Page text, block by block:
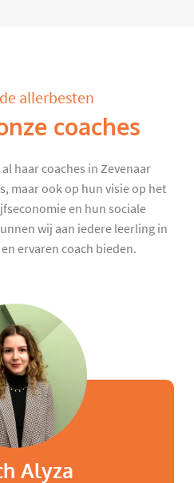
allerbesten
coaches
haar coaches in Zevenaar
maar ook op hun visie op het
en hun sociale
wij aan iedere leerling in
ervaren coach bieden.
Alyza